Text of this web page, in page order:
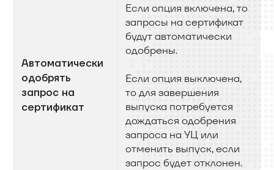
Автоматически
одобрять
запрос на
сертификат
Если опция включена, то
запросы на сертификат
будут автоматически
одобрены.
Если опция выключена,
то для завершения
выпуска потребуется
дождаться одобрения
запроса на УЦ или
отменить выпуск, если
запрос будет отклонен.